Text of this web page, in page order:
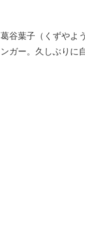
葛谷葉子（くずやよ
ンガー。久しぶりに